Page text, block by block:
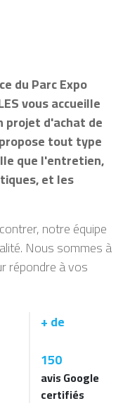
du Parc Expo
vous accueille
projet d'achat de
tout type
que l'entretien,
et les
notre équipe
Nous sommes à
répondre à vos
+ de
150
avis Google
certifiés